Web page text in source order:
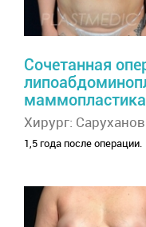
Сочетанная
маммопластика
Хирург:
1,5 года после операции.